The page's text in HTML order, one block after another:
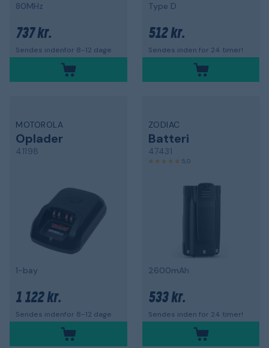
80MHz
737 kr.
Sendes indenfor 8-12 dage
Type D
512 kr.
Sendes inden for 24 timer!
MOTOROLA
Oplader
41198
1-bay
1 122 kr.
Sendes indenfor 8-12 dage
ZODIAC
Batteri
47431
5,0
2600mAh
533 kr.
Sendes inden for 24 timer!